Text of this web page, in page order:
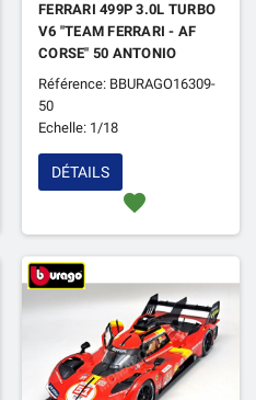
FERRARI 499P 3.0L TURBO
V6 "TEAM FERRARI - AF
CORSE" 50 ANTONIO
FUOCO / MIGUEL MOLINA
/ NICKLAS NIELSEN 24H
DU MANS 2026
Référence: BBURAGO16309-
50
Echelle: 1/18
favorite
DÉTAILS